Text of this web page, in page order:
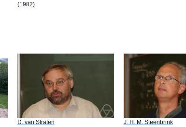
(1982)
D. van Straten
J. H. M. Steenbrink